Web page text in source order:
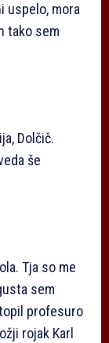
uspelo, mora
tako sem
Dolčič.
še
Tja so me
sem
profesuro
rojak Karl